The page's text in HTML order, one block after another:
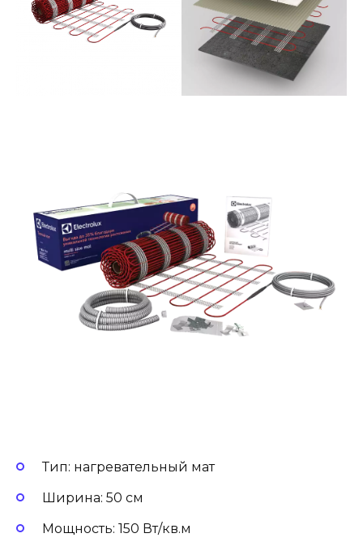
Тип: нагревательный мат
Ширина: 50 см
Мощность: 150 Вт/кв.м